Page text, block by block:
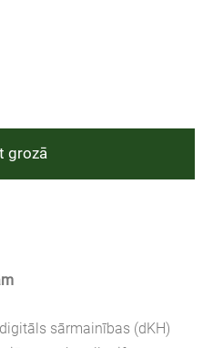
grozā
sārmainības (dKH)